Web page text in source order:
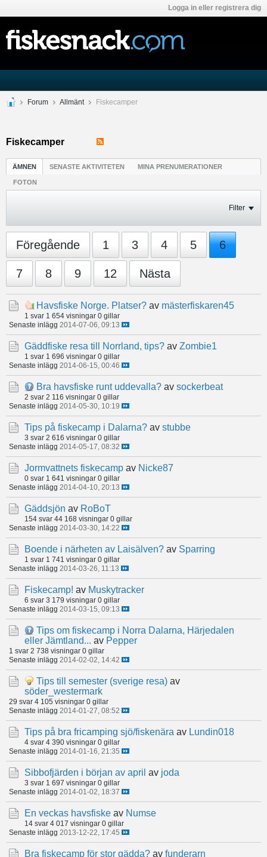
Logga in eller registrera dig
Forum Allmänt Fiskecamper
Fiskecamper
ÄMNEN SENASTE AKTIVITETEN MINA PRENUMERATIONER
FOTON
Filter
Föregående 1 3 4 5 6
7 8 9 12 Nästa
Havsfiske Norge. Platser? av mästerfiskaren45
1 svar 1 654 visningar 0 gillar
Senaste inlägg 2014-07-06, 09:13
Gäddfiske resa till Norrland, tips? av Zombie1
1 svar 1 696 visningar 0 gillar
Senaste inlägg 2014-06-15, 00:46
Bra havsfiske runt uddevalla? av sockerbeat
2 svar 2 116 visningar 0 gillar
Senaste inlägg 2014-05-30, 10:19
Tips på fiskecamp i Dalarna? av stubbe
3 svar 2 616 visningar 0 gillar
Senaste inlägg 2014-05-17, 08:32
Jormvattnets fiskecamp av Nicke87
0 svar 1 641 visningar 0 gillar
Senaste inlägg 2014-04-10, 20:13
Gäddsjön av RoBoT
154 svar 44 168 visningar 0 gillar
Senaste inlägg 2014-03-30, 14:22
Boende i närheten av Laisälven? av Sparring
1 svar 1 741 visningar 0 gillar
Senaste inlägg 2014-03-26, 11:13
Fiskecamp! av Muskytracker
6 svar 3 179 visningar 0 gillar
Senaste inlägg 2014-03-15, 09:13
Tips om fiskecamp i Norra Dalarna, Härjedalen
eller Jämtland... av Pepper
1 svar 2 738 visningar 0 gillar
Senaste inlägg 2014-02-02, 14:42
Tips till semester (sverige resa) av
söder_westermark
29 svar 4 105 visningar 0 gillar
Senaste inlägg 2014-01-27, 08:52
Tips på bra fricamping sjö/fiskenära av Lundin018
4 svar 4 390 visningar 0 gillar
Senaste inlägg 2014-01-16, 21:35
Sibbofjärden i början av april av joda
3 svar 1 697 visningar 0 gillar
Senaste inlägg 2014-01-02, 18:37
En veckas havsfiske av Numse
14 svar 4 017 visningar 0 gillar
Senaste inlägg 2013-12-22, 17:45
Bra fiskecamp för stor gädda? av funderarn